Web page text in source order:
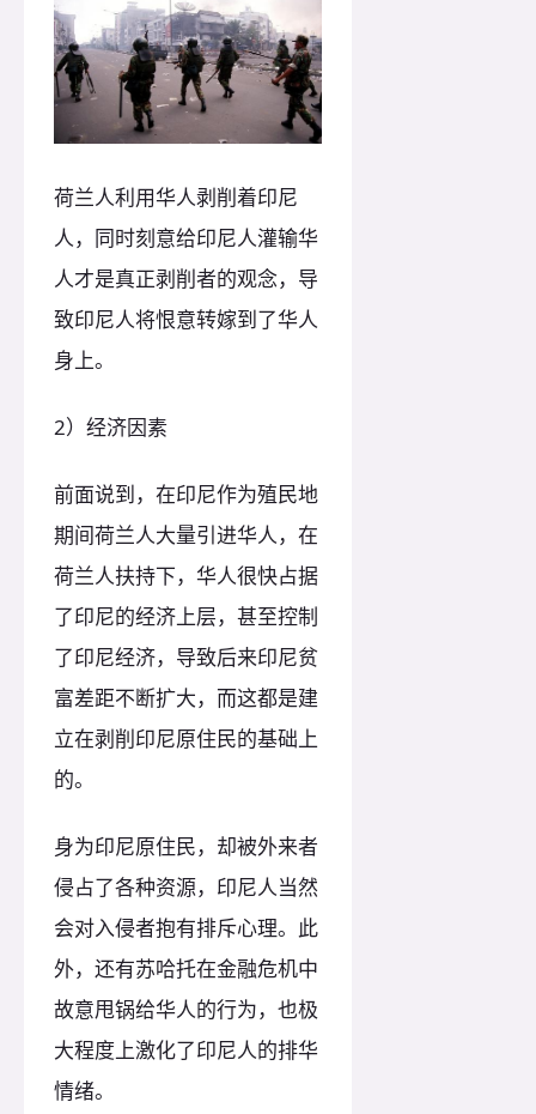
荷兰人利用华人剥削着印尼
人，同时刻意给印尼人灌输华
人才是真正剥削者的观念，导
致印尼人将恨意转嫁到了华人
身上。
2）经济因素
前面说到，在印尼作为殖民地
期间荷兰人大量引进华人，在
荷兰人扶持下，华人很快占据
了印尼的经济上层，甚至控制
了印尼经济，导致后来印尼贫
富差距不断扩大，而这都是建
立在剥削印尼原住民的基础上
的。
身为印尼原住民，却被外来者
侵占了各种资源，印尼人当然
会对入侵者抱有排斥心理。此
外，还有苏哈托在金融危机中
故意甩锅给华人的行为，也极
大程度上激化了印尼人的排华
情绪。